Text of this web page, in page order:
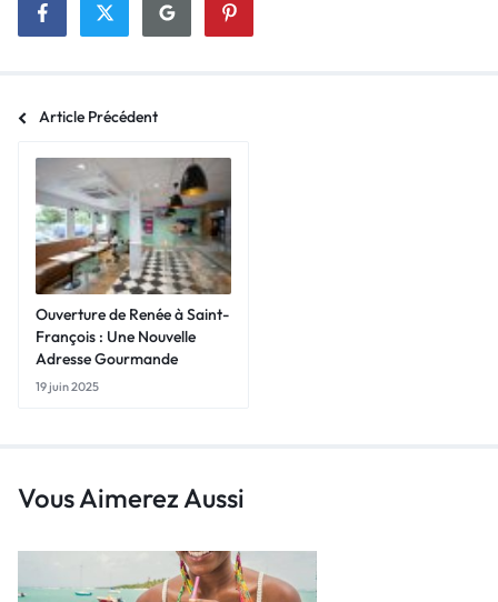
Article Précédent
Ouverture de Renée à Saint-
François : Une Nouvelle
Adresse Gourmande
19 juin 2025
Vous Aimerez Aussi